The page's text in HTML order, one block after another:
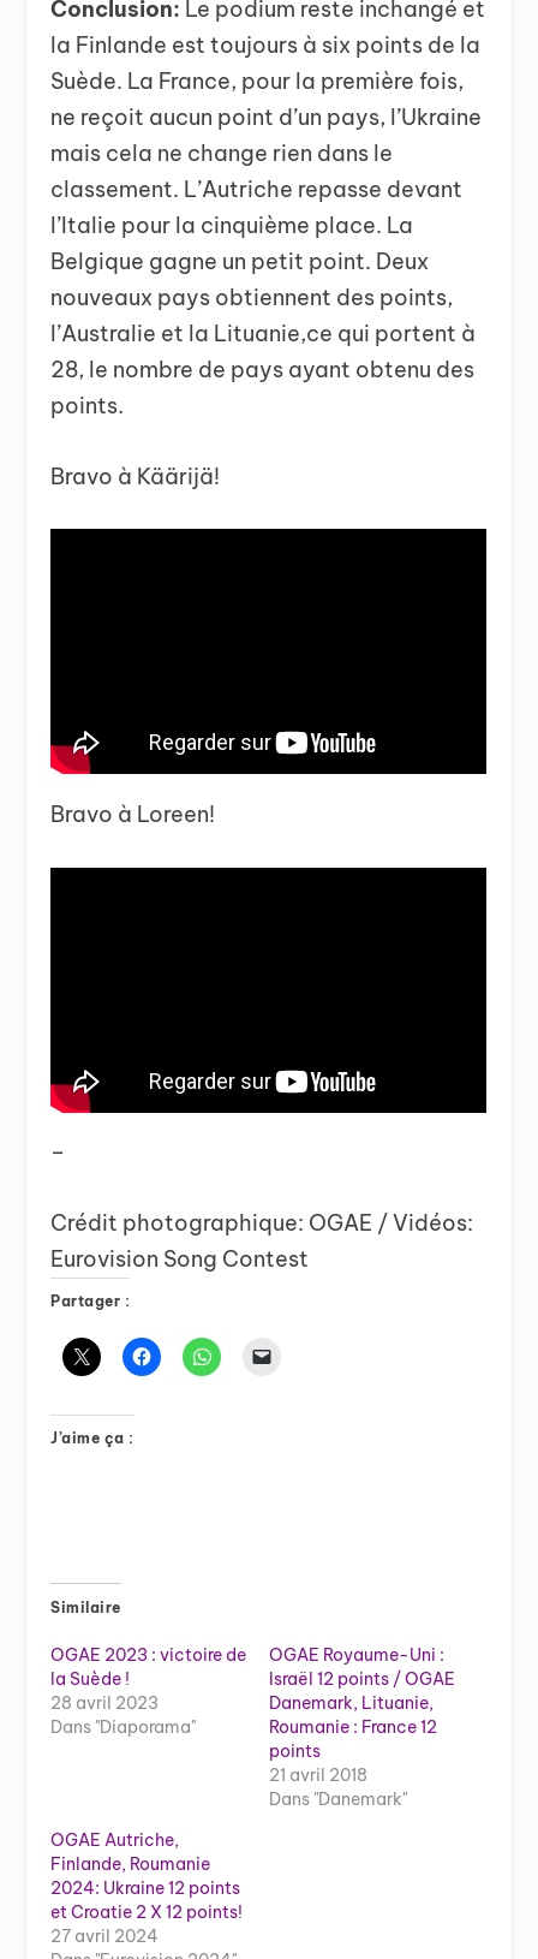
Conclusion: Le podium reste inchangé et
la Finlande est toujours à six points de la
Suède. La France, pour la première fois,
ne reçoit aucun point d’un pays, l’Ukraine
mais cela ne change rien dans le
classement. L’Autriche repasse devant
l’Italie pour la cinquième place. La
Belgique gagne un petit point. Deux
nouveaux pays obtiennent des points,
l’Australie et la Lituanie,ce qui portent à
28, le nombre de pays ayant obtenu des
points.
Bravo à Käärijä!
Bravo à Loreen!
–
Crédit photographique: OGAE / Vidéos:
Eurovision Song Contest
Partager :
J’aime ça :
Similaire
OGAE 2023 : victoire de
la Suède !
28 avril 2023
Dans "Diaporama"
OGAE Royaume-Uni :
Israël 12 points / OGAE
Danemark, Lituanie,
Roumanie : France 12
points
21 avril 2018
Dans "Danemark"
OGAE Autriche,
Finlande, Roumanie
2024: Ukraine 12 points
et Croatie 2 X 12 points!
27 avril 2024